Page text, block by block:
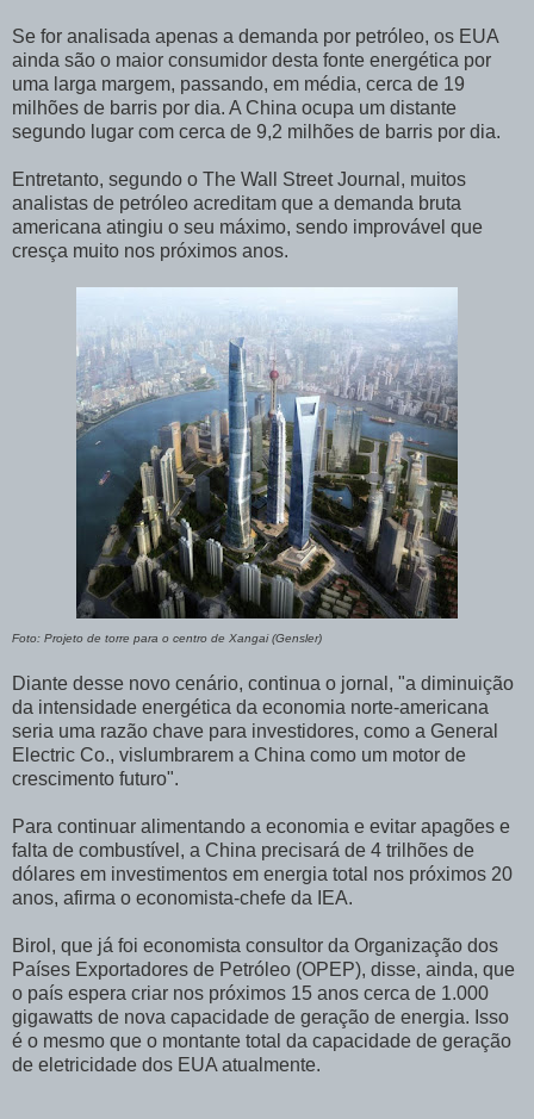
Se for analisada apenas a demanda por petróleo, os EUA
ainda são o maior consumidor desta fonte energética por
uma larga margem, passando, em média, cerca de 19
milhões de barris por dia. A China ocupa um distante
segundo lugar com cerca de 9,2 milhões de barris por dia.
Entretanto, segundo o The Wall Street Journal, muitos
analistas de petróleo acreditam que a demanda bruta
americana atingiu o seu máximo, sendo improvável que
cresça muito nos próximos anos.
Foto: Projeto de torre para o centro de Xangai (Gensler)
Diante desse novo cenário, continua o jornal, "a diminuição
da intensidade energética da economia norte-americana
seria uma razão chave para investidores, como a General
Electric Co., vislumbrarem a China como um motor de
crescimento futuro".
Para continuar alimentando a economia e evitar apagões e
falta de combustível, a China precisará de 4 trilhões de
dólares em investimentos em energia total nos próximos 20
anos, afirma o economista-chefe da IEA.
Birol, que já foi economista consultor da Organização dos
Países Exportadores de Petróleo (OPEP), disse, ainda, que
o país espera criar nos próximos 15 anos cerca de 1.000
gigawatts de nova capacidade de geração de energia. Isso
é o mesmo que o montante total da capacidade de geração
de eletricidade dos EUA atualmente.